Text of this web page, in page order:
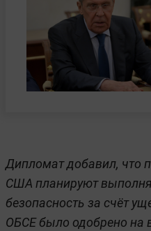
Дипломат добавил, что
США планируют
безопасность за счёт
ОБСЕ было одобрено на